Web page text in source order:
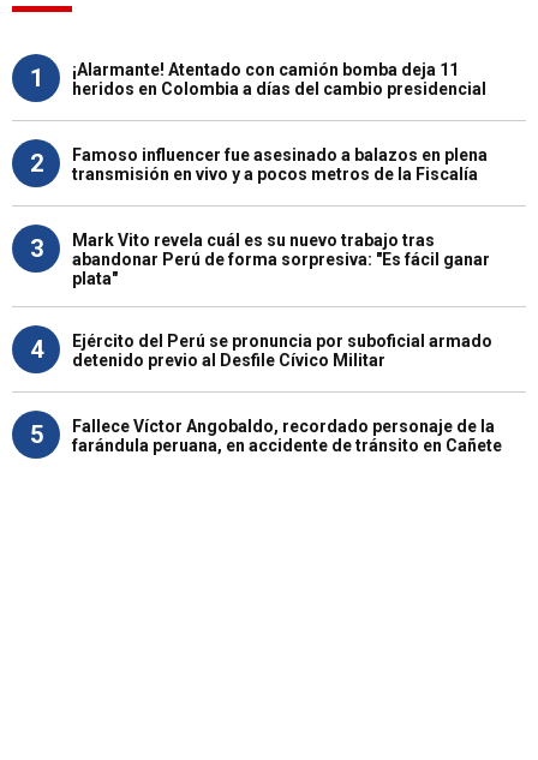
1
¡Alarmante! Atentado con camión bomba deja 11
heridos en Colombia a días del cambio presidencial
2
Famoso influencer fue asesinado a balazos en plena
transmisión en vivo y a pocos metros de la Fiscalía
3
Mark Vito revela cuál es su nuevo trabajo tras
abandonar Perú de forma sorpresiva: "Es fácil ganar
plata"
4
Ejército del Perú se pronuncia por suboficial armado
detenido previo al Desfile Cívico Militar
5
Fallece Víctor Angobaldo, recordado personaje de la
farándula peruana, en accidente de tránsito en Cañete